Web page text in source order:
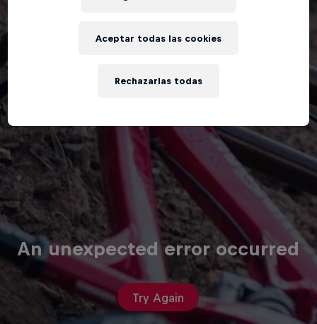
An unexpected error occurred
Try Again
Rechazarlas todas
Aceptar todas las cookies